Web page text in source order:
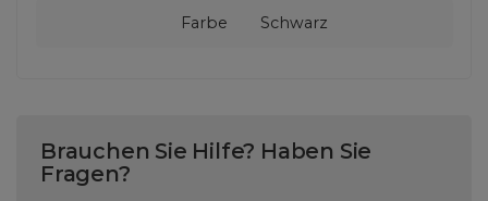
Farbe Schwarz
Brauchen Sie Hilfe? Haben Sie
Fragen?